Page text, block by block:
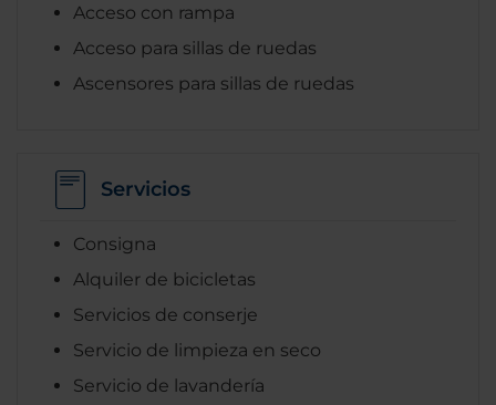
Acceso con rampa
Acceso para sillas de ruedas
Ascensores para sillas de ruedas
Servicios
Consigna
Alquiler de bicicletas
Servicios de conserje
Servicio de limpieza en seco
Servicio de lavandería